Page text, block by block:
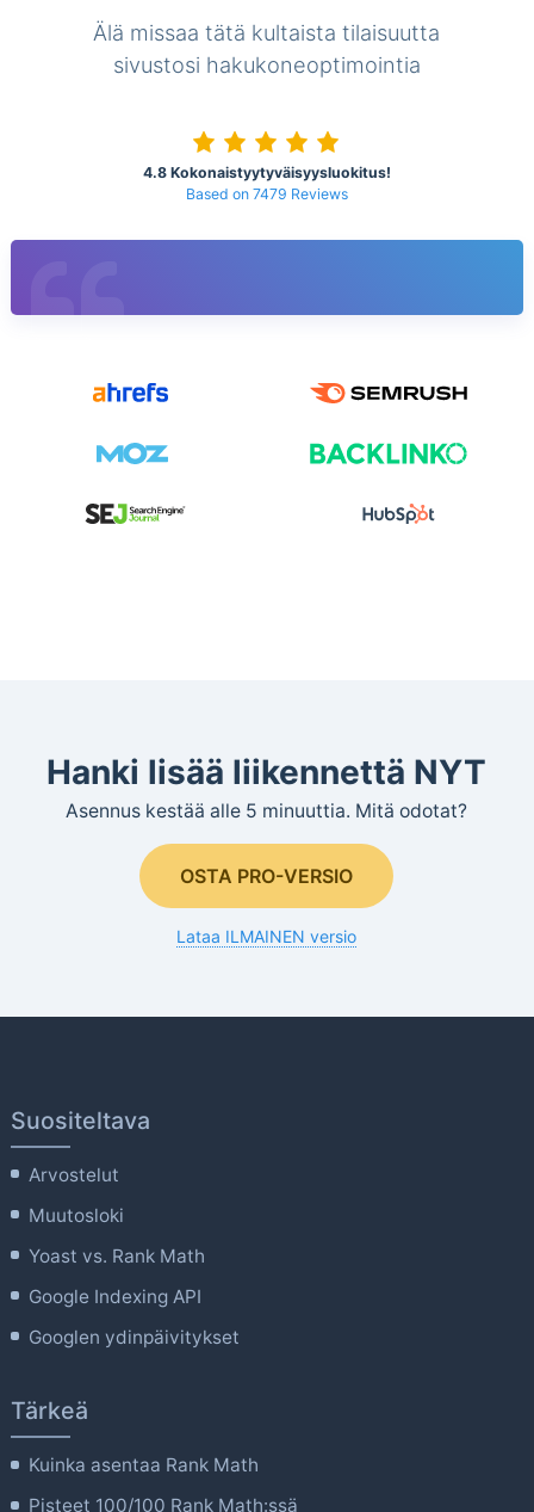
Älä missaa tätä kultaista tilaisuutta
sivustosi hakukoneoptimointia
4.8 Kokonaistyytyväisyysluokitus!
Based on 7479 Reviews
Hanki lisää liikennettä NYT
Asennus kestää alle 5 minuuttia. Mitä odotat?
OSTA PRO-VERSIO
Lataa ILMAINEN versio
Suositeltava
Arvostelut
Muutosloki
Yoast vs. Rank Math
Google Indexing API
Googlen ydinpäivitykset
Tärkeä
Kuinka asentaa Rank Math
Pisteet 100/100 Rank Math:ssä